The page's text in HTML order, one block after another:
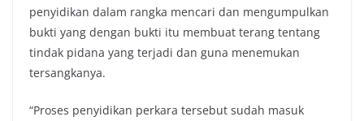
penyidikan dalam rangka mencari dan mengumpulkan
bukti yang dengan bukti itu membuat terang tentang
tindak pidana yang terjadi dan guna menemukan
tersangkanya.
“Proses penyidikan perkara tersebut sudah masuk